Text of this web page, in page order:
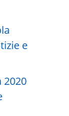
2020